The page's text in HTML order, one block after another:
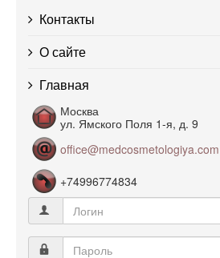
Контакты
О сайте
Главная
Москва
ул. Ямского Поля 1-я, д. 9
office@medcosmetologiya.com
+74996774834